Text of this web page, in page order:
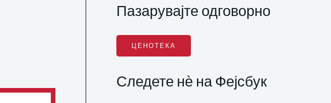
Пазарувајте одговорно
ЦЕНОТЕКА
Следете нѐ на Фејсбук